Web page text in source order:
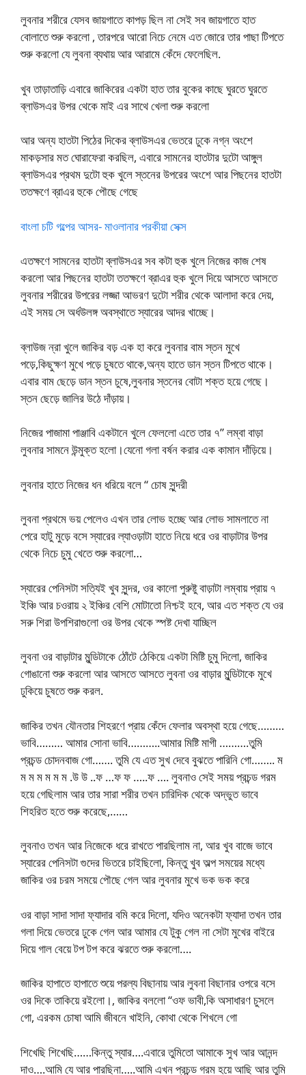
লুবনার শরীরে যেসব জায়গাতে কাপড় ছিল না সেই সব জায়গাতে হাত
বোলাতে শুরু করলো , তারপরে আরো নিচে নেমে এত জোরে তার পাছা টিপতে
শুরু করলো যে লুবনা ব্যথায় আর আরামে কেঁদে ফেলেছিল.
খুব তাড়াতাড়ি এবারে জাকিরের একটা হাত তার বুকের কাছে ঘুরতে ঘুরতে
ব্লাউসএর উপর থেকে মাই এর সাথে খেলা শুরু করলো
আর অন্য হাতটা পিঠের দিকের ব্লাউসএর ভেতরে ঢুকে নগ্ন অংশে
মাকড়সার মত ঘোরাফেরা করছিল, এবারে সামনের হাতটার দুটো আঙ্গুল
ব্লাউসএর প্রথম দুটো হুক খুলে স্তনের উপরের অংশে আর পিছনের হাতটা
ততক্ষণে ব্রাএর হুকে পৌছে গেছে
বাংলা চটি গল্পের আসর- মাওলানার পরকীয়া সেক্স
এতক্ষণে সামনের হাতটা ব্লাউসএর সব কটা হুক খুলে নিজের কাজ শেষ
করলো আর পিছনের হাতটা ততক্ষণে ব্রাএর হুক খুলে দিয়ে আসতে আসতে
লুবনার শরীরের উপরের লজ্জা আভরণ দুটো শরীর থেকে আলাদা করে দেয়,
এই সময় সে অর্ধউলঙ্গ অবস্থাতে স্যারের আদর খাচ্ছে।
ব্লাউজ ন্রা খুলে জাকির বড় এক হা করে লুবনার বাম স্তন মুখে
পড়ে,কিছুক্ষণ মুখে পড়ে চুষতে থাকে,অন্য হাতে ডান স্তন টিপতে থাকে।
এবার বাম ছেড়ে ডান স্তন চুষে,লুবনার স্তনের বোটা শক্ত হয়ে গেছে।
স্তন ছেড়ে জালির উঠে দাঁড়ায়।
নিজের পাজামা পাঞ্জাবি একটানে খুলে ফেললো এতে তার ৭” লম্বা বাড়া
লুবনার সামনে উন্মুক্ত হলো।যেনো গলা বর্ষন করার এক কামান দাঁড়িয়ে।
লুবনার হাতে নিজের ধন ধরিয়ে বলে “ চোষ সুন্দরী
লুবনা প্রথমে ভয় পেলেও এখন তার লোভ হচ্ছে আর লোভ সামলাতে না
পেরে হাটু মুড়ে বসে স্যারের ল্যাওড়াটা হাতে নিয়ে ধরে ওর বাড়াটার উপর
থেকে নিচে চুমু খেতে শুরু করলো…
স্যারের পেনিসটা সত্যিই খুব সুন্দর, ওর কালো পুরুষ্টু বাড়াটা লম্বায় প্রায় ৭
ইঞ্চি আর চওরায় ২ ইঞ্চির বেশি মোটাতো নিশ্চই হবে, আর এত শক্ত যে ওর
সরু শিরা উপশিরাগুলো ওর উপর থেকে স্পষ্ট দেখা যাচ্ছিল
লুবনা ওর বাড়াটার মুন্ডিটাকে ঠোঁটে ঠেকিয়ে একটা মিষ্টি চুমু দিলো, জাকির
গোঙানো শুরু করলো আর আসতে আসতে লুবনা ওর বাড়ার মুন্ডিটাকে মুখে
ঢুকিয়ে চুষতে শুরু করল.
জাকির তখন যৌনতার শিহরণে প্রায় কেঁদে ফেলার অবস্থা হয়ে গেছে………
ভাবি……… আমার সোনা ভাবি………..আমার মিষ্টি মাগী ……….তুমি
প্রচন্ড চোদনবাজ গো……. তুমি যে এত সুখ দেবে বুঝতে পারিনি গো…….. ম
ম ম ম ম ম ম .উ উ ..ফ …ফ ফ …..ফ …. লুবনাও সেই সময় প্রচন্ড গরম
হয়ে গেছিলাম আর তার সারা শরীর তখন চারিদিক থেকে অদ্ভুত ভাবে
শিহরিত হতে শুরু করেছে,……
লুবনাও তখন আর নিজেকে ধরে রাখতে পারছিলাম না, আর খুব বাজে ভাবে
স্যারের পেনিসটা গুদের ভিতরে চাইছিলো, কিন্তু খুব অল্প সময়ের মধ্যে
জাকির ওর চরম সময়ে পৌছে গেল আর লুবনার মুখে ভক ভক করে
ওর বাড়া সাদা সাদা ফ্যাদার বমি করে দিলো, যদিও অনেকটা ফ্যাদা তখন তার
গলা দিয়ে ভেতরে ঢুকে গেল আর আমার যে টুকু গেল না সেটা মুখের বাইরে
দিয়ে গাল বেয়ে টপ টপ করে ঝরতে শুরু করলো….
জাকির হাপাতে হাপাতে শুয়ে পরল্য বিছানায় আর লুবনা বিছানার ওপরে বসে
ওর দিকে তাকিয়ে রইলো।, জাকির বললো “ওফ ভাবী,কি অসাধারণ চুসলে
গো, এরকম চোষা আমি জীবনে খাইনি, কোথা থেকে শিখলে গো
শিখেছি শিখেছি……কিন্তু স্যার….এবারে তুমিতো আমাকে সুখ আর আনন্দ
দাও….আমি যে আর পারছিনা…..আমি এখন প্রচন্ড গরম হয়ে আছি আর তুমি